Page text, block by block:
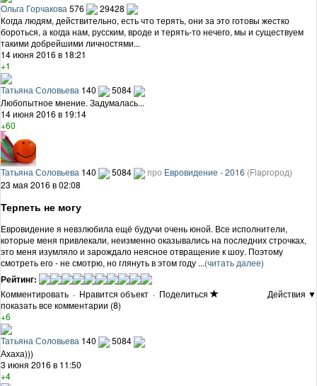
Ольга Горчакова 576
29428
Когда людям, действительно, есть что терять, они за это готовы жестко
бороться, а когда нам, русским, вроде и терять-то нечего, мы и существуем
такими добрейшими личностями...
14 июня 2016 в 18:21
+1
Татьяна Соловьева 140
5084
Любопытное мнение. Задумалась...
14 июня 2016 в 19:14
+60
Татьяна Соловьева 140 5084 про Евровидение - 2016 (Flapгород)
23 мая 2016 в 02:08
Терпеть не могу
Евровидение я невзлюбила ещё будучи очень юной. Все исполнители,
которые меня привлекали, неизменно оказывались на последних строчках,
это меня изумляло и зарождало неясное отвращение к шоу. Поэтому
смотреть его - не смотрю, но глянуть в этом году ...(читать далее)
Рейтинг:
Комментировать · Нравится объект · Поделиться
Действия ▼
показать все комментарии (8)
+6
Татьяна Соловьева 140
5084
Ахаха)))
3 июня 2016 в 11:50
+4